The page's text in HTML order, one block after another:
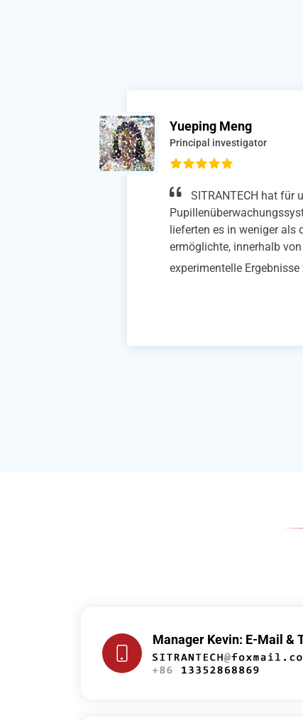
Xiaoke Qiao
Phd studuent
Wir haben das
SITRANTECH mit
(Scheibenversion)
Photonen-In-vivo-
wachen Mäusen
benutzerfreundlich
Manager Kevin: E-Mail &